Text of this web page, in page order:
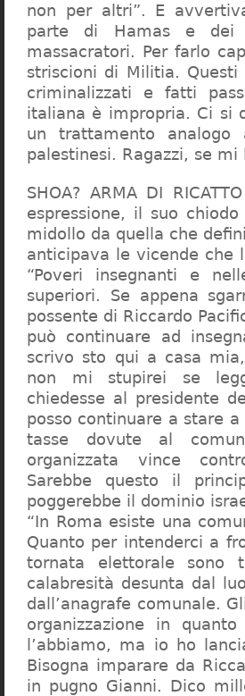
non per altri”. E
parte di Hamas e dei
massacratori. Per farlo
striscioni di Militia.
criminalizzati e fatti
italiana è impropria. Ci si
un trattamento
palestinesi. Ragazzi, se
SHOA? ARMA DI
espressione, il suo
midollo da quella che
anticipava le vicende che
“Poveri insegnanti e
superiori. Se appena
possente di Riccardo
può continuare ad
scrivo sto qui a casa
non mi stupirei se
chiedesse al presidente
posso continuare a stare
tasse dovute al
organizzata vince
Sarebbe questo il
poggerebbe il dominio
“In Roma esiste una
Quanto per intenderci a
tornata elettorale sono
calabresità desunta dal
dall’anagrafe comunale.
organizzazione in
l’abbiamo, ma io ho
Bisogna imparare da
in pugno Gianni. Dico